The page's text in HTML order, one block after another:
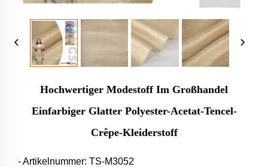
Hochwertiger Modestoff Im Großhandel
Einfarbiger Glatter Polyester-Acetat-Tencel-
Crêpe-Kleiderstoff
- Artikelnummer: TS-M3052